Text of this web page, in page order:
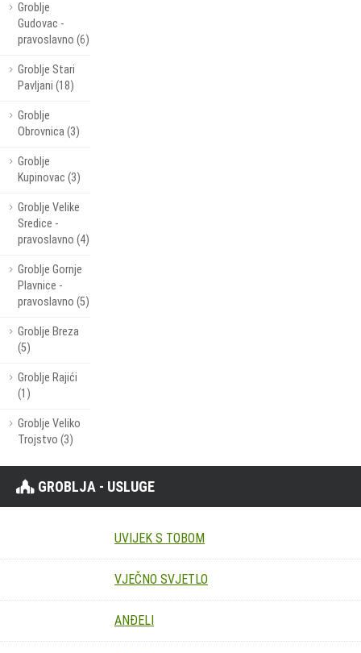
Groblje
Gudovac -
pravoslavno (6)
Groblje Stari
Pavljani (18)
Groblje
Obrovnica (3)
Groblje
Kupinovac (3)
Groblje Velike
Sredice -
pravoslavno (4)
Groblje Gornje
Plavnice -
pravoslavno (5)
Groblje Breza
(5)
Groblje Rajići
(1)
Groblje Veliko
Trojstvo (3)
GROBLJA - USLUGE
UVIJEK S TOBOM
VJEČNO SVJETLO
ANĐELI